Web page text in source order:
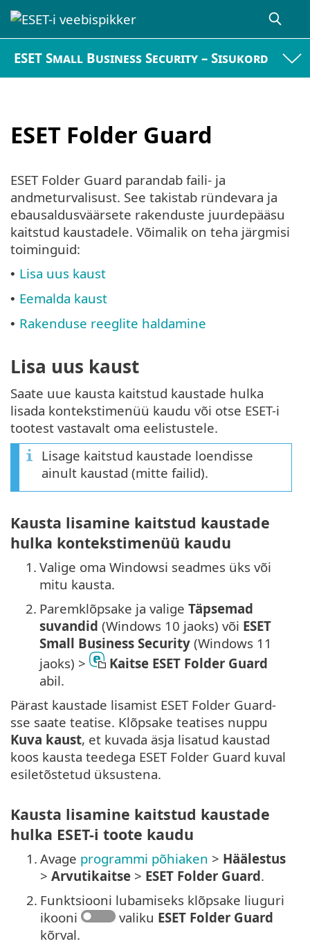
ESET Small Business Security – Sisukord
ESET Folder Guard
ESET Folder Guard parandab faili- ja
andmeturvalisust. See takistab ründevara ja
ebausaldusväärsete rakenduste juurdepääsu
kaitstud kaustadele. Võimalik on teha järgmisi
toiminguid:
• Lisa uus kaust
• Eemalda kaust
• Rakenduse reeglite haldamine
Lisa uus kaust
Saate uue kausta kaitstud kaustade hulka
lisada kontekstimenüü kaudu või otse ESET-i
tootest vastavalt oma eelistustele.
Lisage kaitstud kaustade loendisse
ainult kaustad (mitte failid).
Kausta lisamine kaitstud kaustade
hulka kontekstimenüü kaudu
1. Valige oma Windowsi seadmes üks või
mitu kausta.
2. Paremklõpsake ja valige Täpsemad
suvandid (Windows 10 jaoks) või ESET
Small Business Security (Windows 11
jaoks) >
Kaitse ESET Folder Guard
abil.
Pärast kaustade lisamist ESET Folder Guard-
sse saate teatise. Klõpsake teatises nuppu
Kuva kaust, et kuvada äsja lisatud kaustad
koos kausta teedega ESET Folder Guard kuval
esiletõstetud üksustena.
Kausta lisamine kaitstud kaustade
hulka ESET-i toote kaudu
1. Avage programmi põhiaken > Häälestus
> Arvutikaitse > ESET Folder Guard.
2. Funktsiooni lubamiseks klõpsake liuguri
ikooni
valiku ESET Folder Guard
kõrval.